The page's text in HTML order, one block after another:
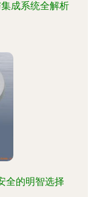
成系统全解析
全的明智选择